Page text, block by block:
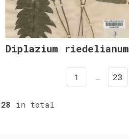
Diplazium riedelianum
1 … 23
in total